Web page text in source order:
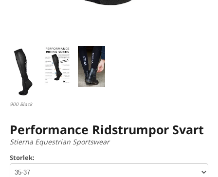
900 Black
Performance Ridstrumpor Svart
Stierna Equestrian Sportswear
Storlek: